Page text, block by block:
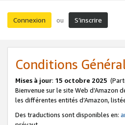
Connexion ou S’inscrire
Conditions
Mises à jour: 15 octobre 2025
Bienvenue sur le site Web d’Amazon
les différentes entités d’Amazon,
Des traductions sont disponibles en: